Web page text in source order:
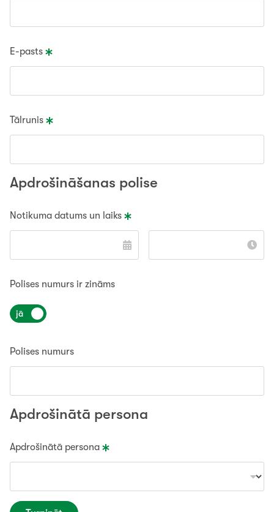
E-pasts
Tālrunis
Apdrošināšanas polise
Notikuma datums un laiks
Polises numurs ir zināms
jā
Polises numurs
Apdrošinātā persona
Apdrošinātā persona